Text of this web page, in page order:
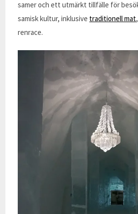
samer och ett utmärkt tillfälle för
samisk kultur, inklusive traditionell mat
renrace.